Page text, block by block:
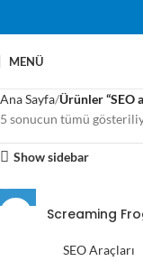
MENÜ
Ana Sayfa Ürünler “SEO
5 sonucun tümü
Show sidebar
Screaming
SEO Araçları